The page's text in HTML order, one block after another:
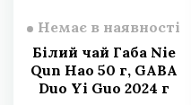
Немає в наявності
Білий чай Габа Nie
Qun Hao 50 г, GABA
Duo Yi Guo 2024 г